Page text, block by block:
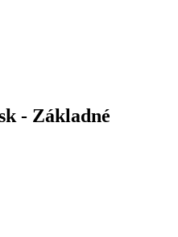
- Základné